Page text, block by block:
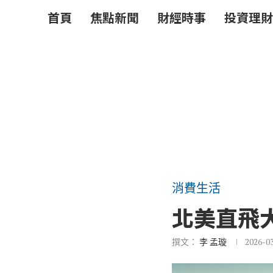
首頁 焦點新聞 財經時事 投資理財
消費生活
北美直飛
撰文： 李 孟璇 2026-